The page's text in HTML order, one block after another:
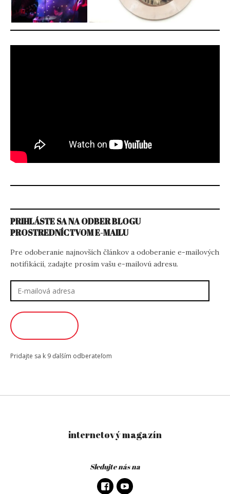
PRIHLÁSTE SA NA ODBER BLOGU
PROSTREDNÍCTVOM E-MAILU
Pre odoberanie najnovších článkov a odoberanie e-mailových
notifikácií, zadajte prosím vašu e-mailovú adresu.
adresa
Pridajte sa k 9 ďalším odberateľom
internetový magazín
Sledujte nás na